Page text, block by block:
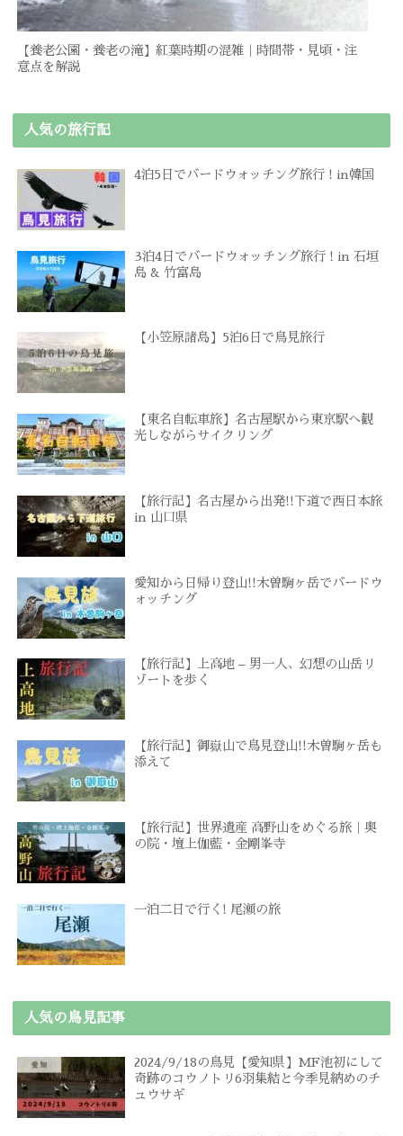
【養老公園・養老の滝】紅葉時期の混雑｜時間帯・見頃・注
意点を解説
人気の旅行記
4泊5日でバードウォッチング旅行 ! in韓国
3泊4日でバードウォッチング旅行 ! in 石垣
島 & 竹富島
【小笠原諸島】5泊6日で鳥見旅行
【東名自転車旅】名古屋駅から東京駅へ観
光しながらサイクリング
【旅行記】名古屋から出発!!下道で西日本旅
in 山口県
愛知から日帰り登山!!木曽駒ヶ岳でバードウ
ォッチング
【旅行記】上高地 – 男一人、幻想の山岳リ
ゾートを歩く
【旅行記】御嶽山で鳥見登山!!木曽駒ヶ岳も
添えて
【旅行記】世界遺産 高野山をめぐる旅｜奥
の院・壇上伽藍・金剛峯寺
一泊二日で行く! 尾瀬の旅
人気の鳥見記事
2024/9/18の鳥見【愛知県】MF池初にして
奇跡のコウノトリ6羽集結と今季見納めのチ
ュウサギ